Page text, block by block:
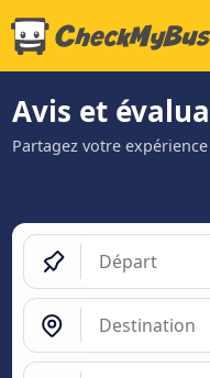
Avis et
Partagez votre